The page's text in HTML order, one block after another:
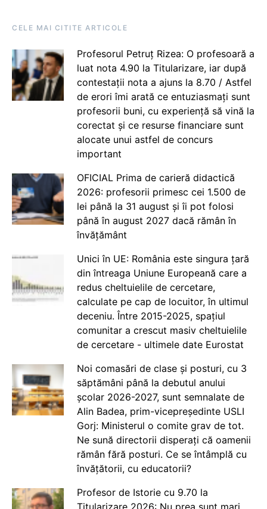
CELE MAI CITITE ARTICOLE
Profesorul Petruț Rizea: O profesoară a
luat nota 4.90 la Titularizare, iar după
contestații nota a ajuns la 8.70 / Astfel
de erori îmi arată ce entuziasmați sunt
profesorii buni, cu experiență să vină la
corectat și ce resurse financiare sunt
alocate unui astfel de concurs
important
OFICIAL Prima de carieră didactică
2026: profesorii primesc cei 1.500 de
lei până la 31 august și îi pot folosi
până în august 2027 dacă rămân în
învățământ
Unici în UE: România este singura țară
din întreaga Uniune Europeană care a
redus cheltuielile de cercetare,
calculate pe cap de locuitor, în ultimul
deceniu. Între 2015-2025, spațiul
comunitar a crescut masiv cheltuielile
de cercetare - ultimele date Eurostat
Noi comasări de clase și posturi, cu 3
săptămâni până la debutul anului
școlar 2026-2027, sunt semnalate de
Alin Badea, prim-vicepreședinte USLI
Gorj: Ministerul o comite grav de tot.
Ne sună directorii disperați că oamenii
rămân fără posturi. Ce se întâmplă cu
învățătorii, cu educatorii?
Profesor de Istorie cu 9.70 la
Titularizare 2026: Nu prea sunt mari